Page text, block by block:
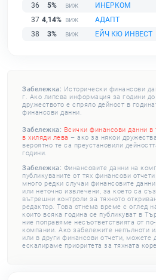
36
5%
ИНЕРКОМ
37 4,14%
АДАПТ
38
3% ЕЙЧ КЮ ИНВЕСТ
Забележка: Исторически финансови
г. Ако липсва информация за години
дружеството е спряло дейност в
финансови данни.
Забележка: Всички финансови данни в
в хиляди лева – ако за някои
вероятно те са преустановили
години.
Забележка: Финансовите данни на
публикуваните от тях финансови
много редки случаи финансовите
или неточно извлечени, за което са
вътрешни контроли за тяхното
редактор. Това отнема време с оглед
които всяка година се публикуват в
ние поправяме несъответствията от
компании. Ако забележите непълноти
или в други финансови отчети, можете
ескалираме приоритета за тяхната